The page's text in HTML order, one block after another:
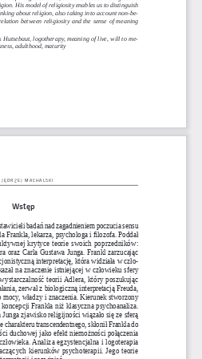
His model of religiosity enables us to distinguish
about religion, also taking into account non-be-
between religiosity and the sense of meaning
logotherapy, meaning of live, will to me-
adulthood, maturity
j ę d r z e j m a c h a l s k i
Wstęp
badań nad zagadnieniem poczucia sensu
Frankla, lekarza, psychologa i filozofa. Poddał
krytyce teorie swoich poprzedników:
oraz Carla Gustawa Junga. Frankl zarzucając
interpretację, która widziała w czło-
na znaczenie istniejącej w człowieku sfery
teorii Adlera, który poszukując
zerwał z biologiczną interpretacją Freuda,
mocy, władzy i znaczenia. Kierunek stworzony
Frankla niż klasyczna psychoanaliza.
zjawisko religijności wiązało się ze sferą
charakteru transcendentnego, skłonił Frankla do
duchowej jako efekt niemożności połączenia
Analiza egzystencjalna i logoterapia
kierunków psychoterapii. Jego teorie